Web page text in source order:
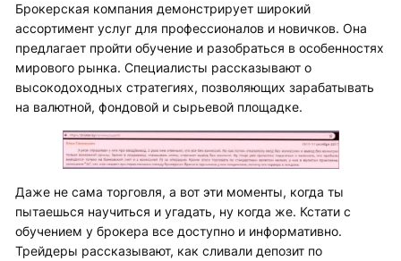
Брокерская компания демонстрирует широкий
ассортимент услуг для профессионалов и новичков. Она
предлагает пройти обучение и разобраться в особенностях
мирового рынка. Специалисты рассказывают о
высокодоходных стратегиях, позволяющих зарабатывать
на валютной, фондовой и сырьевой площадке.
Даже не сама торговля, а вот эти моменты, когда ты
пытаешься научиться и угадать, ну когда же. Кстати с
обучением у брокера все доступно и информативно.
Трейдеры рассказывают, как сливали депозит по